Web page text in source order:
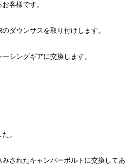
客様です。
ダウンサスを取り付けします。
シングギアに交換します。
。
されたキャンバーボルトに交換してあ